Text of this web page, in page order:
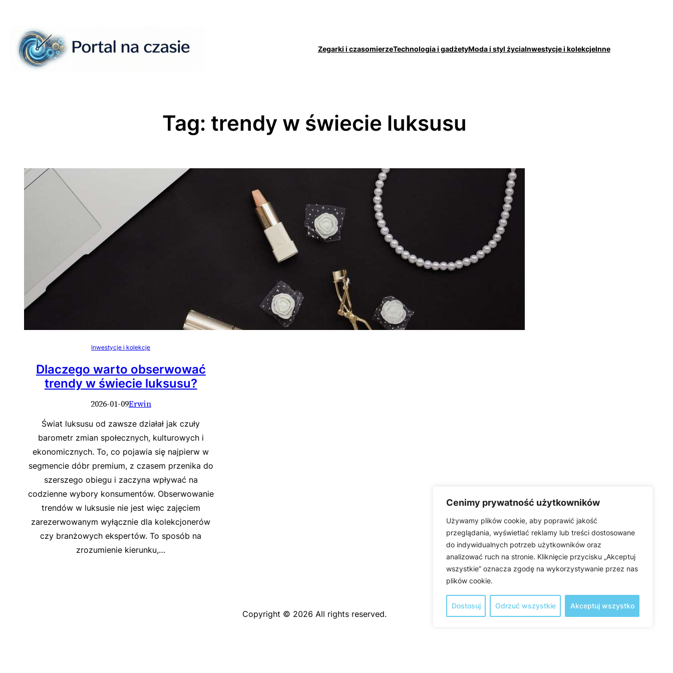
Cenimy prywatność użytkowników
Używamy plików cookie, aby poprawić jakość
przeglądania, wyświetlać reklamy lub treści dostosowane
do indywidualnych potrzeb użytkowników oraz
analizować ruch na stronie. Kliknięcie przycisku „Akceptuj
wszystkie” oznacza zgodę na wykorzystywanie przez nas
plików cookie.
Dostosuj Odrzuć wszystkie Akceptuj wszystko
treści
Zegarki i czasomierzeTechnologia i gadżetyModa i styl życiaInwestycje i kolekcjeInne
Tag: trendy w świecie luksusu
Inwestycje i kolekcje
Dlaczego warto obserwować
trendy w świecie luksusu?
2026-01-09Erwin
Świat luksusu od zawsze działał jak czuły
barometr zmian społecznych, kulturowych i
ekonomicznych. To, co pojawia się najpierw w
segmencie dóbr premium, z czasem przenika do
szerszego obiegu i zaczyna wpływać na
codzienne wybory konsumentów. Obserwowanie
trendów w luksusie nie jest więc zajęciem
zarezerwowanym wyłącznie dla kolekcjonerów
czy branżowych ekspertów. To sposób na
zrozumienie kierunku,…
Copyright © 2026 All rights reserved.